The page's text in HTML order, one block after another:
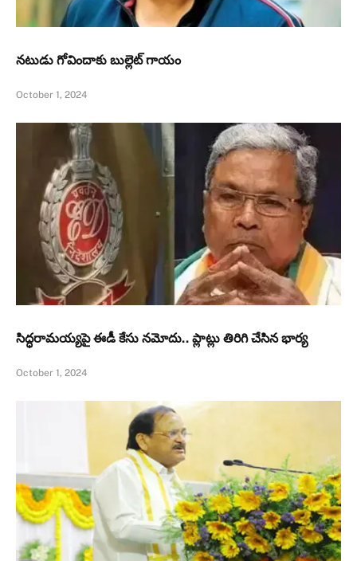
నటుడు గోవిందాకు బుల్లెట్ గాయం
October 1, 2024
సిద్ధరామయ్యపై ఈడీ కేసు నమోదు.. ప్లాట్లు తిరిగి చేసిన భార్య
October 1, 2024